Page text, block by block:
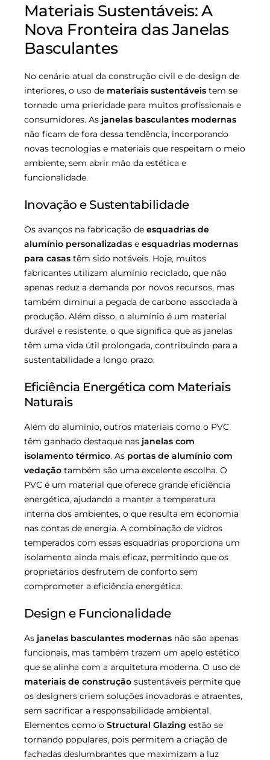
Materiais Sustentáveis: A
Nova Fronteira das Janelas
Basculantes
No cenário atual da construção civil e do design de
interiores, o uso de materiais sustentáveis tem se
tornado uma prioridade para muitos profissionais e
consumidores. As janelas basculantes modernas
não ficam de fora dessa tendência, incorporando
novas tecnologias e materiais que respeitam o meio
ambiente, sem abrir mão da estética e
funcionalidade.
Inovação e Sustentabilidade
Os avanços na fabricação de esquadrias de
alumínio personalizadas e esquadrias modernas
para casas têm sido notáveis. Hoje, muitos
fabricantes utilizam alumínio reciclado, que não
apenas reduz a demanda por novos recursos, mas
também diminui a pegada de carbono associada à
produção. Além disso, o alumínio é um material
durável e resistente, o que significa que as janelas
têm uma vida útil prolongada, contribuindo para a
sustentabilidade a longo prazo.
Eficiência Energética com Materiais
Naturais
Além do alumínio, outros materiais como o PVC
têm ganhado destaque nas janelas com
isolamento térmico. As portas de alumínio com
vedação também são uma excelente escolha. O
PVC é um material que oferece grande eficiência
energética, ajudando a manter a temperatura
interna dos ambientes, o que resulta em economia
nas contas de energia. A combinação de vidros
temperados com essas esquadrias proporciona um
isolamento ainda mais eficaz, permitindo que os
proprietários desfrutem de conforto sem
comprometer a eficiência energética.
Design e Funcionalidade
As janelas basculantes modernas não são apenas
funcionais, mas também trazem um apelo estético
que se alinha com a arquitetura moderna. O uso de
materiais de construção sustentáveis permite que
os designers criem soluções inovadoras e atraentes,
sem sacrificar a responsabilidade ambiental.
Elementos como o Structural Glazing estão se
tornando populares, pois permitem a criação de
fachadas deslumbrantes que maximizam a luz